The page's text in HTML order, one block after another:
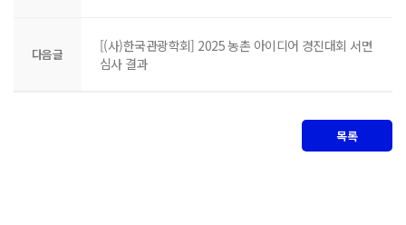
다음글
[(사)한국관광학회] 2025 농촌 아이디어 경진대회 서면
심사 결과
목록